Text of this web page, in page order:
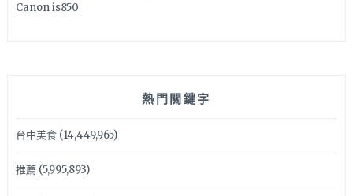
Canon is850
熱門關鍵字
台中美食(14,449,965)
推薦(5,995,893)